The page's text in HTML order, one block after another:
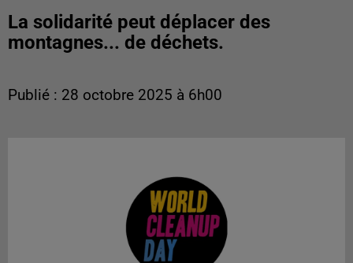
La solidarité peut déplacer des
montagnes... de déchets.
Publié : 28 octobre 2025 à 6h00